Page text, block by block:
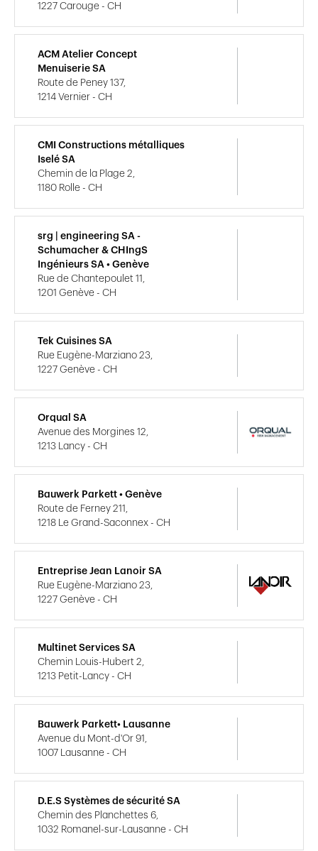
1227 Carouge - CH
ACM Atelier Concept
Menuiserie SA
Route de Peney 137,
1214 Vernier - CH
CMI Constructions métalliques
Iselé SA
Chemin de la Plage 2,
1180 Rolle - CH
srg | engineering SA -
Schumacher & CHIngS
Ingénieurs SA • Genève
Rue de Chantepoulet 11,
1201 Genève - CH
Tek Cuisines SA
Rue Eugène-Marziano 23,
1227 Genève - CH
Orqual SA
Avenue des Morgines 12,
1213 Lancy - CH
Bauwerk Parkett • Genève
Route de Ferney 211,
1218 Le Grand-Saconnex - CH
Entreprise Jean Lanoir SA
Rue Eugène-Marziano 23,
1227 Genève - CH
Multinet Services SA
Chemin Louis-Hubert 2,
1213 Petit-Lancy - CH
Bauwerk Parkett• Lausanne
Avenue du Mont-d'Or 91,
1007 Lausanne - CH
D.E.S Systèmes de sécurité SA
Chemin des Planchettes 6,
1032 Romanel-sur-Lausanne - CH